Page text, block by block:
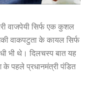
वाजपेयी सिर्फ एक कुशल
वाकपटुता के कायल सिर्फ
भी थे। दिलचस्प बात यह
पहले प्रधानमंत्री पंडित